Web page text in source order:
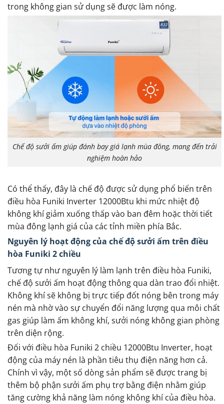
trong không gian sử dụng sẽ được làm nóng.
Chế độ sưởi ấm giúp đánh bay giá lạnh mùa đông, mang đến trải
nghiệm hoàn hảo
Có thể thấy, đây là chế độ được sử dụng phổ biến trên
điều hòa Funiki Inverter 12000Btu khi mức nhiệt độ
không khí giảm xuống thấp vào ban đêm hoặc thời tiết
mùa đông lạnh giá của các tỉnh miền phía Bắc.
Nguyên lý hoạt động của chế độ sưởi ấm trên điều
hòa Funiki 2 chiều
Tương tự như nguyên lý làm lạnh trên điều hòa Funiki,
chế độ sưởi ấm hoạt động thông qua dàn trao đổi nhiệt.
Không khí sẽ không bị trực tiếp đốt nóng bên trong máy
nén mà nhờ vào sự chuyển đổi năng lượng qua môi chất
gas giúp làm ấm không khí, sưởi nóng không gian phòng
trên diện rộng.
Đối với điều hòa Funiki 2 chiều 12000Btu Inverter, hoạt
động của máy nén là phần tiêu thụ điện năng hơn cả.
Chính vì vậy, một số dòng sản phẩm sẽ được trang bị
thêm bộ phận sưởi ấm phụ trợ bằng điện nhằm giúp
tăng cường khả năng làm nóng không khí của điều hòa.